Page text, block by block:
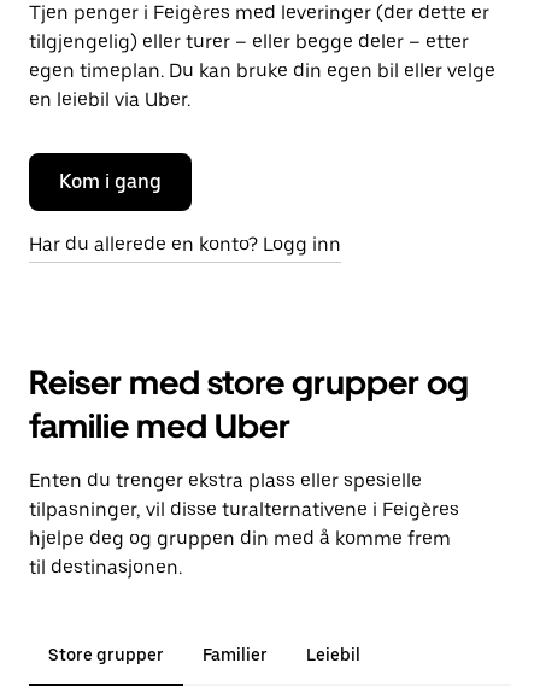
Tjen penger i Feigères med leveringer (der dette er
tilgjengelig) eller turer – eller begge deler – etter
egen timeplan. Du kan bruke din egen bil eller velge
en leiebil via Uber.
Kom i gang
Har du allerede en konto? Logg inn
Reiser med store grupper og
familie med Uber
Enten du trenger ekstra plass eller spesielle
tilpasninger, vil disse turalternativene i Feigères
hjelpe deg og gruppen din med å komme frem
til destinasjonen.
Store grupper Familier Leiebil